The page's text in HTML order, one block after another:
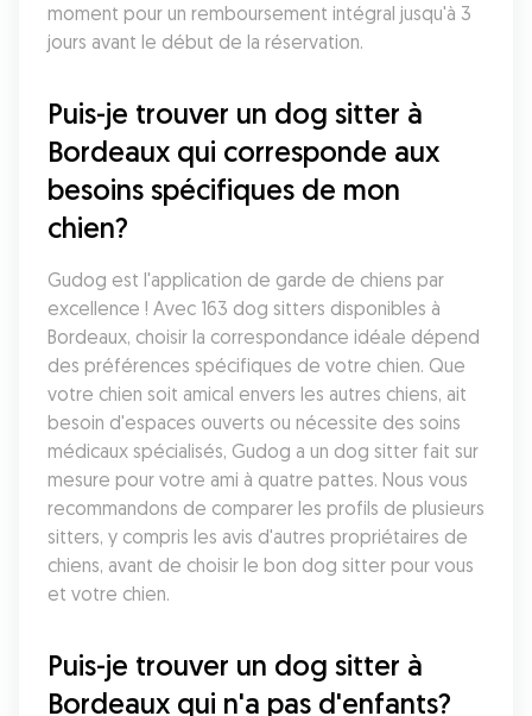
moment pour un remboursement intégral jusqu'à 3
jours avant le début de la réservation.
Puis-je trouver un dog sitter à
Bordeaux qui corresponde aux
besoins spécifiques de mon
chien?
Gudog est l'application de garde de chiens par
excellence ! Avec 163 dog sitters disponibles à
Bordeaux, choisir la correspondance idéale dépend
des préférences spécifiques de votre chien. Que
votre chien soit amical envers les autres chiens, ait
besoin d'espaces ouverts ou nécessite des soins
médicaux spécialisés, Gudog a un dog sitter fait sur
mesure pour votre ami à quatre pattes. Nous vous
recommandons de comparer les profils de plusieurs
sitters, y compris les avis d'autres propriétaires de
chiens, avant de choisir le bon dog sitter pour vous
et votre chien.
Puis-je trouver un dog sitter à
Bordeaux qui n'a pas d'enfants?